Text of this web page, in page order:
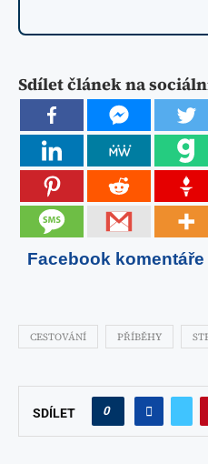
Sdílet článek na
Facebook komentáře
CESTOVÁNÍ PŘÍBĚHY
SDÍLET 0